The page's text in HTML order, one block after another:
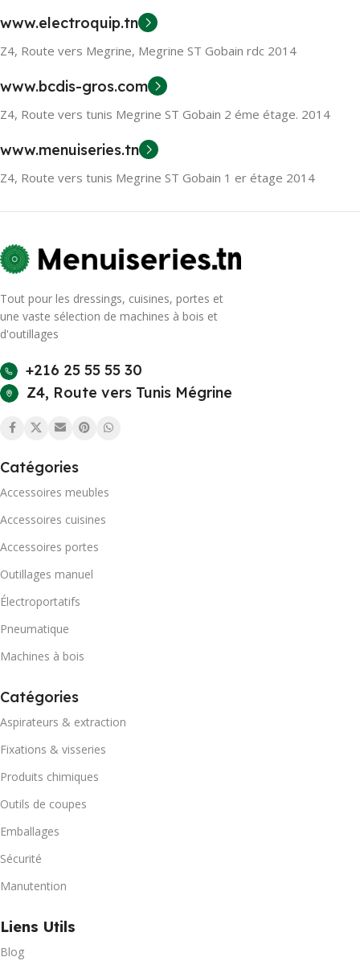
www.electroquip.tn
Z4, Route vers Megrine, Megrine ST Gobain rdc 2014
www.bcdis-gros.com
Z4, Route vers tunis Megrine ST Gobain 2 éme étage. 2014
www.menuiseries.tn
Z4, Route vers tunis Megrine ST Gobain 1 er étage 2014
Tout pour les dressings, cuisines, portes et
une vaste sélection de machines à bois et
d'outillages
+216 25 55 55 30
Z4, Route vers Tunis Mégrine
Catégories
Accessoires meubles
Accessoires cuisines
Accessoires portes
Outillages manuel
Électroportatifs
Pneumatique
Machines à bois
Catégories
Aspirateurs & extraction
Fixations & visseries
Produits chimiques
Outils de coupes
Emballages
Sécurité
Manutention
Liens Utils
Blog